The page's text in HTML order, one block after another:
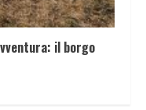
il borgo